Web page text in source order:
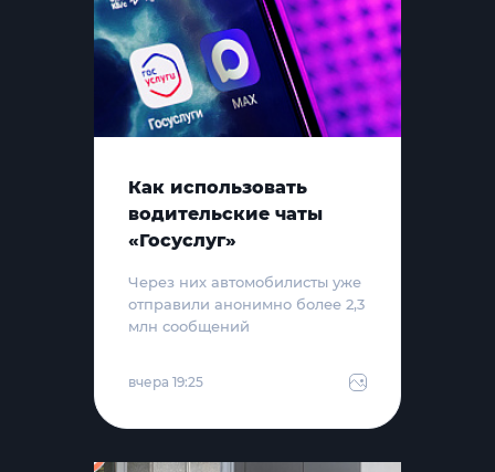
Как использовать
водительские чаты
«Госуслуг»
Через них автомобилисты уже
отправили анонимно более 2,3
млн сообщений
вчера 19:25